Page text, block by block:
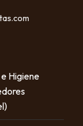
Higiene